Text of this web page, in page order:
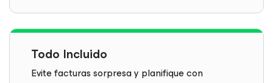
Todo Incluido
Evite facturas sorpresa y planifique con